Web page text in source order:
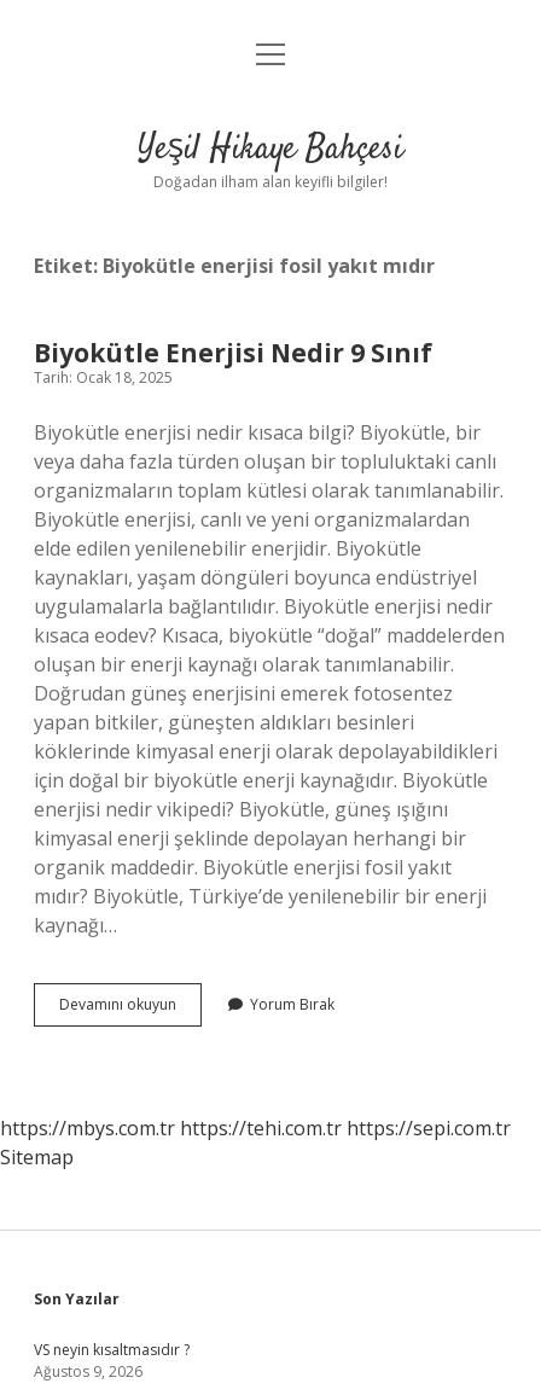
Anasayfa
Yasal Uyarı
menüyü
Yeşil Hikaye Bahçesi
Doğadan ilham alan keyifli bilgiler!
Etiket: Biyokütle enerjisi fosil yakıt mıdır
Biyokütle Enerjisi Nedir 9 Sınıf
Tarih: Ocak 18, 2025
Biyokütle enerjisi nedir kısaca bilgi? Biyokütle, bir
veya daha fazla türden oluşan bir topluluktaki canlı
organizmaların toplam kütlesi olarak tanımlanabilir.
Biyokütle enerjisi, canlı ve yeni organizmalardan
elde edilen yenilenebilir enerjidir. Biyokütle
kaynakları, yaşam döngüleri boyunca endüstriyel
uygulamalarla bağlantılıdır. Biyokütle enerjisi nedir
kısaca eodev? Kısaca, biyokütle “doğal” maddelerden
oluşan bir enerji kaynağı olarak tanımlanabilir.
Doğrudan güneş enerjisini emerek fotosentez
yapan bitkiler, güneşten aldıkları besinleri
köklerinde kimyasal enerji olarak depolayabildikleri
için doğal bir biyokütle enerji kaynağıdır. Biyokütle
enerjisi nedir vikipedi? Biyokütle, güneş ışığını
kimyasal enerji şeklinde depolayan herhangi bir
organik maddedir. Biyokütle enerjisi fosil yakıt
mıdır? Biyokütle, Türkiye’de yenilenebilir bir enerji
kaynağı…
Devamını okuyun Biyokütle
Enerjisi
Yorum Bırak
https://mbys.com.tr https://tehi.com.tr https://sepi.com.tr
Sitemap
Sidebar
Son Yazılar
VS neyin kısaltmasıdır ?
Ağustos 9, 2026